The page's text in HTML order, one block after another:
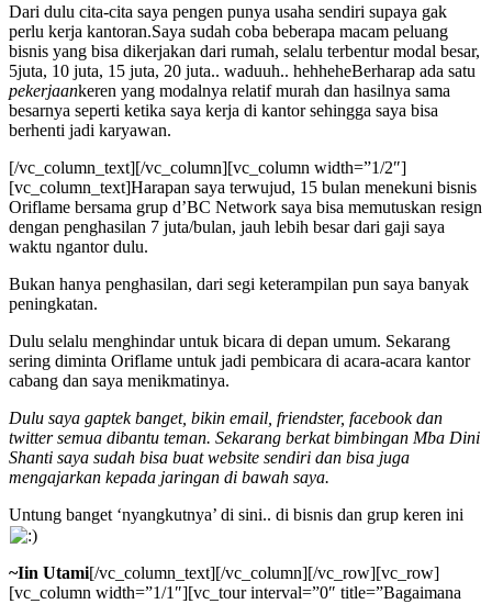
Dari dulu cita-cita saya pengen punya usaha sendiri supaya gak
perlu kerja kantoran.Saya sudah coba beberapa macam peluang
bisnis yang bisa dikerjakan dari rumah, selalu terbentur modal besar,
5juta, 10 juta, 15 juta, 20 juta.. waduuh.. hehheheBerharap ada satu
pekerjaankeren yang modalnya relatif murah dan hasilnya sama
besarnya seperti ketika saya kerja di kantor sehingga saya bisa
berhenti jadi karyawan.
[/vc_column_text][/vc_column][vc_column width=”1/2″]
[vc_column_text]Harapan saya terwujud, 15 bulan menekuni bisnis
Oriflame bersama grup d’BC Network saya bisa memutuskan resign
dengan penghasilan 7 juta/bulan, jauh lebih besar dari gaji saya
waktu ngantor dulu.
Bukan hanya penghasilan, dari segi keterampilan pun saya banyak
peningkatan.
Dulu selalu menghindar untuk bicara di depan umum. Sekarang
sering diminta Oriflame untuk jadi pembicara di acara-acara kantor
cabang dan saya menikmatinya.
Dulu saya gaptek banget, bikin email, friendster, facebook dan
twitter semua dibantu teman. Sekarang berkat bimbingan Mba Dini
Shanti saya sudah bisa buat website sendiri dan bisa juga
mengajarkan kepada jaringan di bawah saya.
Untung banget ‘nyangkutnya’ di sini.. di bisnis dan grup keren ini
~Iin Utami[/vc_column_text][/vc_column][/vc_row][vc_row]
[vc_column width=”1/1″][vc_tour interval=”0″ title=”Bagaimana